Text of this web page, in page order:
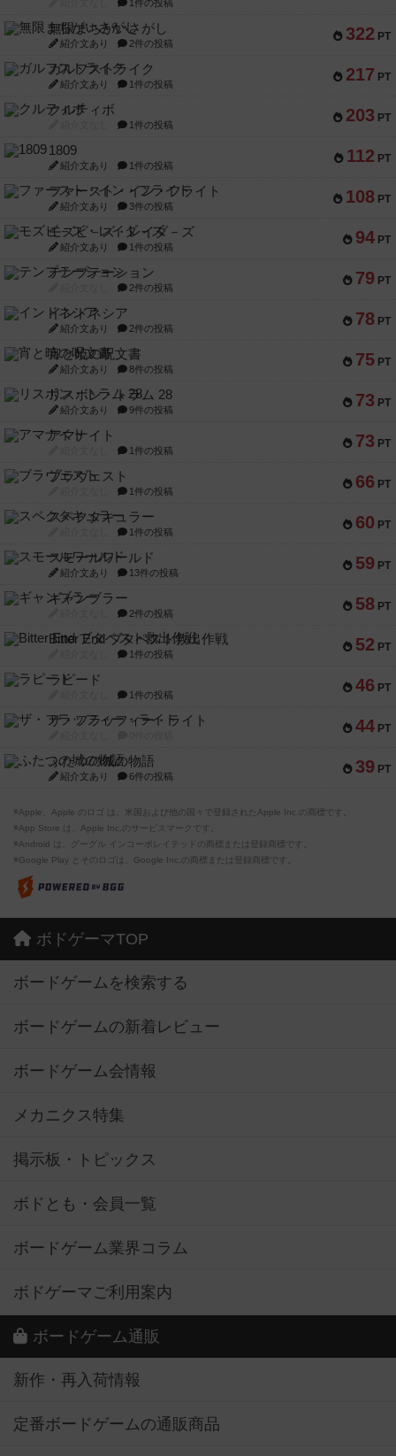
1件の投稿
322 PT
無限まちがいさがし
紹介文あり 2件の投稿
217 PT
ガルフストライク
紹介文あり 1件の投稿
203 PT
クルティボ
1件の投稿
112 PT
1809
紹介文あり 1件の投稿
108 PT
ファースト・イン・フライト
紹介文あり 3件の投稿
94 PT
モズビ－ズ・レイダ－ズ
紹介文あり 1件の投稿
79 PT
テンプテーション
2件の投稿
78 PT
インドネシア
紹介文あり 2件の投稿
75 PT
宵と暁の呪文書
紹介文あり 8件の投稿
73 PT
リスボン・トラム 28
紹介文あり 9件の投稿
73 PT
アマナイト
1件の投稿
66 PT
ブラヴェスト
1件の投稿
60 PT
スペクタキュラー
1件の投稿
59 PT
スモールワールド
紹介文あり 13件の投稿
58 PT
ギャンブラー
2件の投稿
52 PT
Bitter End ブタペスト救出作戦
1件の投稿
46 PT
ラピード
1件の投稿
44 PT
ザ・フラッフィー・ライト
39 PT
ふたつの城の物語
紹介文あり 6件の投稿
※Apple、Apple のロゴ は、米国および他の国々で登録されたApple Inc.の商標です。
※App Store は、Apple Inc.のサービスマークです。
※Android は、グーグル インコーポレイテッドの商標または登録商標です。
※Google Play とそのロゴは、Google Inc.の商標または登録商標です。
ボドゲーマTOP
ボードゲームを検索する
ボードゲームの新着レビュー
ボードゲーム会情報
メカニクス特集
掲示板・トピックス
ボドとも・会員一覧
ボードゲーム業界コラム
ボドゲーマご利用案内
ボードゲーム通販
新作・再入荷情報
定番ボードゲームの通販商品